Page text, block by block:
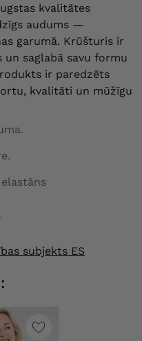
132-134 cm, nepietiekams
cm
119-121 cm , nepietiekams
cm
121-123 cm, nepietiekams
cm
125-127 cm
cm
131-133 cm
cm
kvalitātes
audums —
garumā. Krūšturis ir
un saglabā savu formu
ir paredzēts
kvalitāti un mūžīgu
subjekts ES